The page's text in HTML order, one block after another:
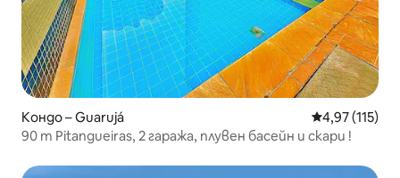
Кондо – Guarujá Средна
4,97 (115)
90 m Pitangueiras, 2 гаража, плувен басейн и скари !